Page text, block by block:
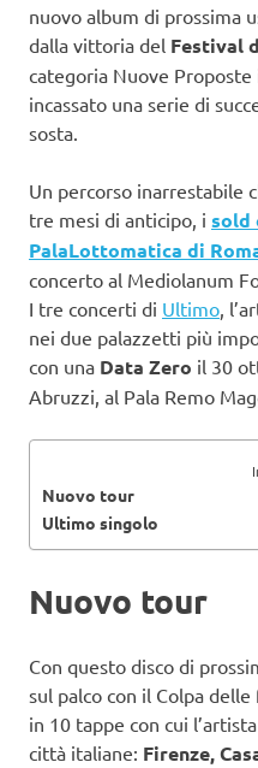
nuovo album di prossima
dalla vittoria del Festival
categoria Nuove
incassato una serie di
sosta.
Un percorso inarrestabile
tre mesi di anticipo, i sold
PalaLottomatica di
concerto al Mediolanum
I tre concerti di Ultimo ,
nei due palazzetti più
con una Data Zero il 30
Abruzzi, al Pala Remo
Nuovo tour
Ultimo singolo
Nuovo tour
Con questo disco di
sul palco con il Colpa
in 10 tappe con cui
città italiane: Firenze,